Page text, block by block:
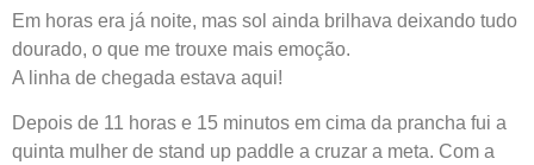
Em horas era já noite, mas sol ainda brilhava deixando tudo
dourado, o que me trouxe mais emoção.
A linha de chegada estava aqui!
Depois de 11 horas e 15 minutos em cima da prancha fui a
quinta mulher de stand up paddle a cruzar a meta. Com a